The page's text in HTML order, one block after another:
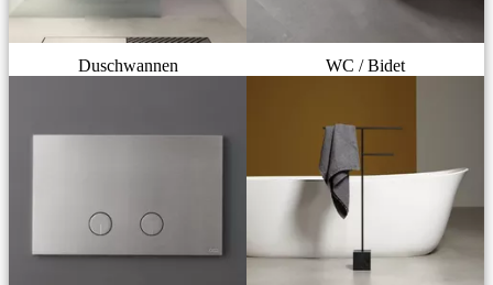
Duschwannen WC / Bidet